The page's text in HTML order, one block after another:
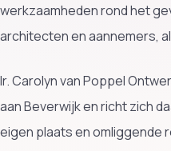
werkzaamheden rond het
architecten en aannemers,
Ir. Carolyn van Poppel
aan Beverwijk en richt zich
eigen plaats en omliggende